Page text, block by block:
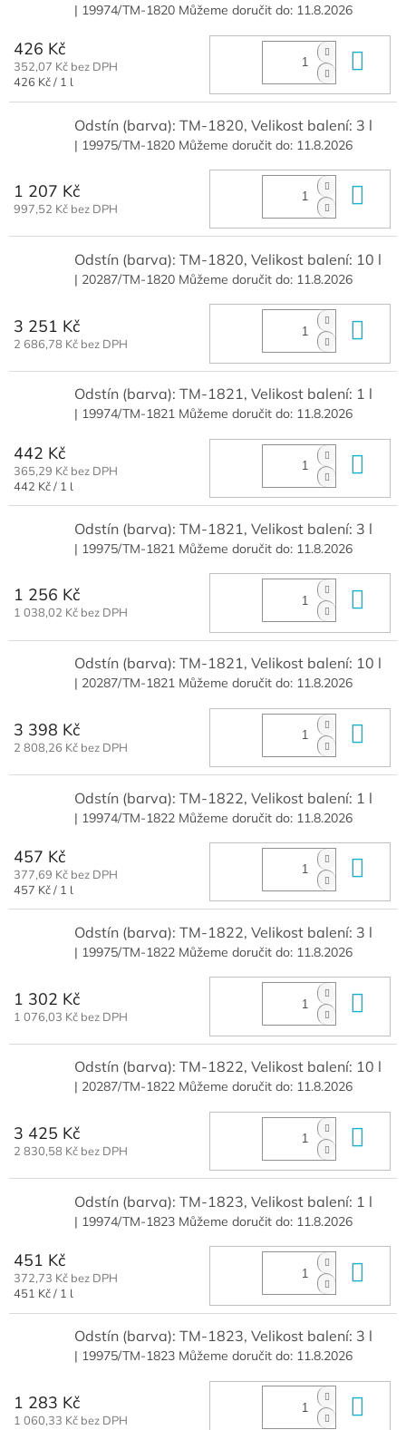
| 19974/TM-1820 Můžeme doručit do: 11.8.2026
426 Kč
352,07 Kč bez DPH
Měrná
426 Kč / 1 l
Odstín (barva): TM-1820, Velikost balení: 3 l
| 19975/TM-1820 Můžeme doručit do: 11.8.2026
1 207 Kč
997,52 Kč bez DPH
Odstín (barva): TM-1820, Velikost balení: 10 l
| 20287/TM-1820 Můžeme doručit do: 11.8.2026
3 251 Kč
2 686,78 Kč bez DPH
Odstín (barva): TM-1821, Velikost balení: 1 l
| 19974/TM-1821 Můžeme doručit do: 11.8.2026
442 Kč
365,29 Kč bez DPH
Měrná
442 Kč / 1 l
Odstín (barva): TM-1821, Velikost balení: 3 l
| 19975/TM-1821 Můžeme doručit do: 11.8.2026
1 256 Kč
1 038,02 Kč bez DPH
Odstín (barva): TM-1821, Velikost balení: 10 l
| 20287/TM-1821 Můžeme doručit do: 11.8.2026
3 398 Kč
2 808,26 Kč bez DPH
Odstín (barva): TM-1822, Velikost balení: 1 l
| 19974/TM-1822 Můžeme doručit do: 11.8.2026
457 Kč
377,69 Kč bez DPH
Měrná
cena:
457 Kč / 1 l
Odstín (barva): TM-1822, Velikost balení: 3 l
| 19975/TM-1822 Můžeme doručit do: 11.8.2026
1 302 Kč
1 076,03 Kč bez DPH
Odstín (barva): TM-1822, Velikost balení: 10 l
| 20287/TM-1822 Můžeme doručit do: 11.8.2026
3 425 Kč
2 830,58 Kč bez DPH
Odstín (barva): TM-1823, Velikost balení: 1 l
| 19974/TM-1823 Můžeme doručit do: 11.8.2026
451 Kč
372,73 Kč bez DPH
Měrná
451 Kč / 1 l
Odstín (barva): TM-1823, Velikost balení: 3 l
| 19975/TM-1823 Můžeme doručit do: 11.8.2026
1 283 Kč
1 060,33 Kč bez DPH